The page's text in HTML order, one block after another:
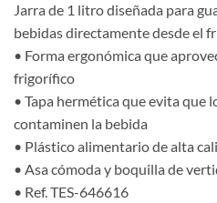
Jarra de 1 litro diseñada para
bebidas directamente desde el
• Forma ergonómica que
frigorífico
• Tapa hermética que evita que
contaminen la bebida
• Plástico alimentario de alta
• Asa cómoda y boquilla de
• Ref. TES-646616